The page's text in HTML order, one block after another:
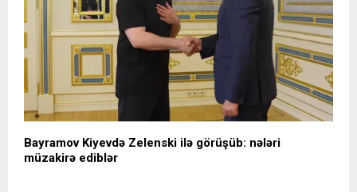
Bayramov Kiyevdə Zelenski ilə görüşüb: nələri
müzakirə ediblər